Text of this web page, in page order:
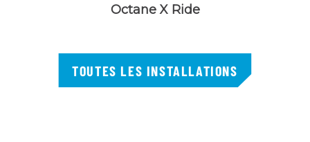
Octane X Ride
TOUTES LES INSTALLATIONS